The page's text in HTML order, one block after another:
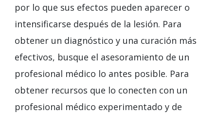
por lo que sus efectos pueden aparecer o
intensificarse después de la lesión. Para
obtener un diagnóstico y una curación más
efectivos, busque el asesoramiento de un
profesional médico lo antes posible. Para
obtener recursos que lo conecten con un
profesional médico experimentado y de